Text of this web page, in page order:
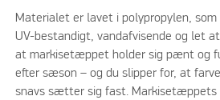
Materialet er lavet i polypropylen,
UV-bestandigt, vandafvisende og let
at markisetæppet holder sig pænt og
efter sæson – og du slipper for, at
snavs sætter sig fast.